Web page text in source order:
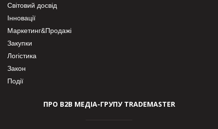
Світовий досвід
Інновації
Маркетинг&Продажі
Закупки
Логістика
Закон
Події
ПРО В2В МЕДІА-ГРУПУ TRADEMASTER